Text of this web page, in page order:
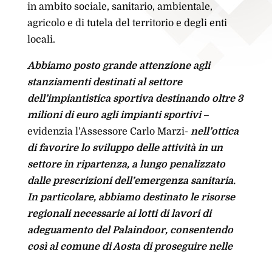
in ambito sociale, sanitario, ambientale,
agricolo e di tutela del territorio e degli enti
locali.
Abbiamo posto grande attenzione agli
stanziamenti destinati al settore
dell’impiantistica sportiva destinando oltre 3
milioni di euro agli impianti sportivi –
evidenzia l’Assessore Carlo Marzi- nell’ottica
di favorire lo sviluppo delle attività in un
settore in ripartenza, a lungo penalizzato
dalle prescrizioni dell’emergenza sanitaria.
In particolare, abbiamo destinato le risorse
regionali necessarie ai lotti di lavori di
adeguamento del Palaindoor, consentendo
così al comune di Aosta di proseguire nelle